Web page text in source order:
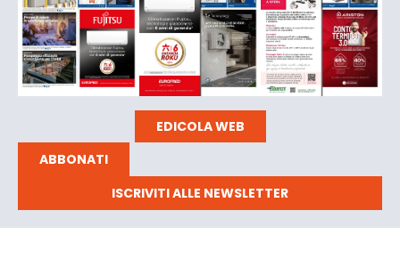
EDICOLA WEB
ABBONATI
ISCRIVITI ALLE NEWSLETTER